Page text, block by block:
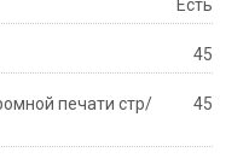
Есть
45
печати стр/
45